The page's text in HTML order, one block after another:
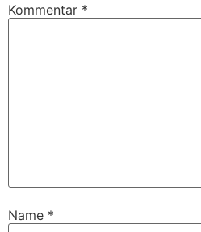
Kommentar *
Name *